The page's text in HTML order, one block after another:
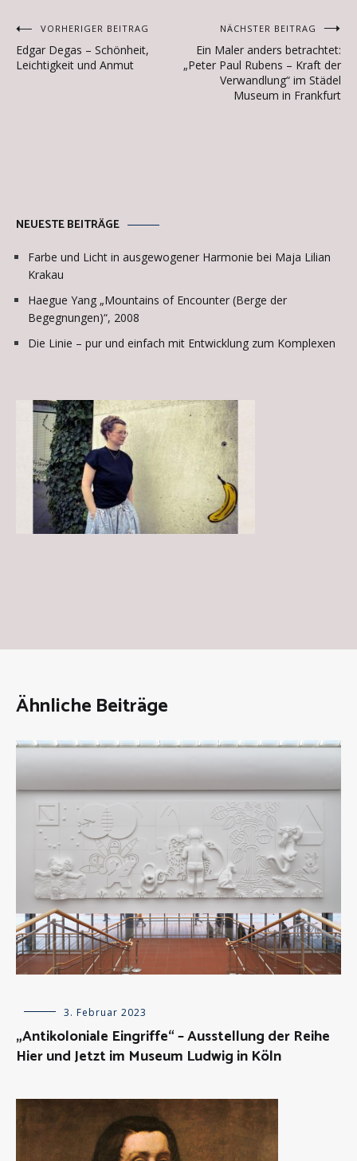
Beitragsnavigation
VORHERIGER BEITRAG
Edgar Degas – Schönheit,
Leichtigkeit und Anmut
NÄCHSTER BEITRAG
Ein Maler anders betrachtet:
„Peter Paul Rubens – Kraft der
Verwandlung“ im Städel
Museum in Frankfurt
NEUESTE BEITRÄGE
Farbe und Licht in ausgewogener Harmonie bei Maja Lilian
Krakau
Haegue Yang „Mountains of Encounter (Berge der
Begegnungen)“, 2008
Die Linie – pur und einfach mit Entwicklung zum Komplexen
Ähnliche Beiträge
Allgemein
über
Kunstwerke
,
Kunstausstellungen
3. Februar 2023
„Antikoloniale Eingriffe“ – Ausstellung der Reihe
Hier und Jetzt im Museum Ludwig in Köln